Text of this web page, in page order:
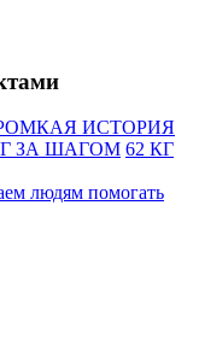
ИСТОРИЯ
ЗА ШАГОМ 62 КГ
людям помогать